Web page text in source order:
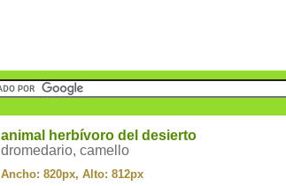
animal herbívoro del desierto
dromedario, camello
Ancho: 820px, Alto: 812px